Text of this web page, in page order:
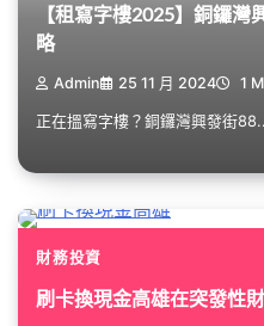
【租寫字樓2025】銅鑼
略
Admin 25 11 月 2024 1
正在搵寫字樓？銅鑼灣興發街
財務投資
刷卡換現金高雄在突發性